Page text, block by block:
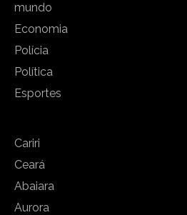
mundo
Economia
Polícia
Política
Esportes
Cariri
Ceará
Abaiara
Aurora